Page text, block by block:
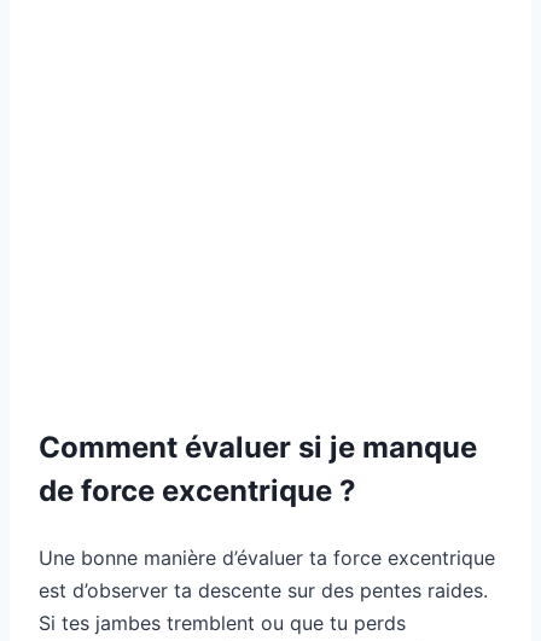
Comment évaluer si je manque
de force excentrique ?
Une bonne manière d’évaluer ta force excentrique
est d’observer ta descente sur des pentes raides.
Si tes jambes tremblent ou que tu perds